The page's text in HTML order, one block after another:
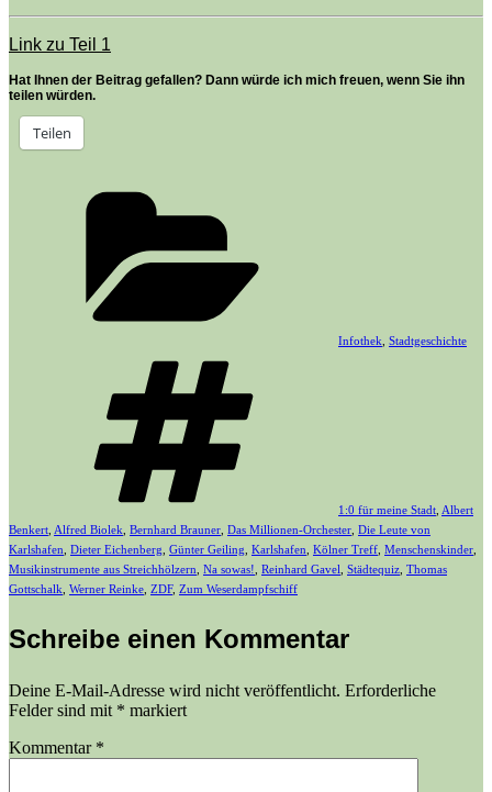
Link zu Teil 1
Hat Ihnen der Beitrag gefallen? Dann würde ich mich freuen, wenn Sie ihn
teilen würden.
Teilen
Infothek, Stadtgeschichte
1:0 für meine Stadt, Albert
Benkert, Alfred Biolek, Bernhard Brauner, Das Millionen-Orchester, Die Leute von
Karlshafen, Dieter Eichenberg, Günter Geiling, Karlshafen, Kölner Treff, Menschenskinder,
Musikinstrumente aus Streichhölzern, Na sowas!, Reinhard Gavel, Städtequiz, Thomas
Gottschalk, Werner Reinke, ZDF, Zum Weserdampfschiff
Schreibe einen Kommentar
Deine E-Mail-Adresse wird nicht veröffentlicht. Erforderliche
Felder sind mit * markiert
Kommentar *